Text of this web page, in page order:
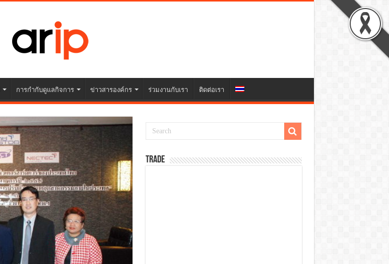
การกำกับดูแลกิจการ ข่าวสารองค์กร ร่วมงานกับเรา ติดต่อเรา
TRADE